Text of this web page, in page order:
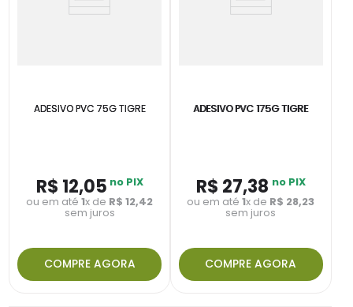
ADESIVO PVC 75G TIGRE
R$ 12,05 no PIX
ou em até1x de R$ 12,42
sem juros
COMPRE AGORA
ADESIVO PVC 175G TIGRE
R$ 27,38 no PIX
ou em até1x de R$ 28,23
sem juros
COMPRE AGORA